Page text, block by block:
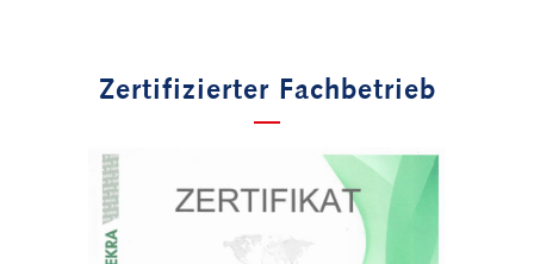
Zertifizierter Fachbetrieb